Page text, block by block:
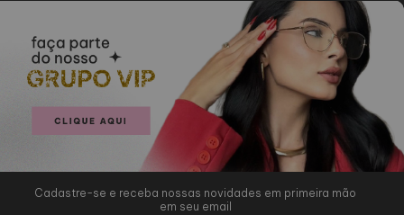
Cadastre-se e receba nossas novidades em primeira mão
em seu email